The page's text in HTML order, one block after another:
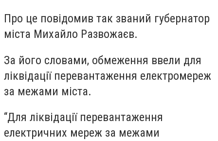
Про це повідомив так званий губернатор
міста Михайло Развожаєв.
За його словами, обмеження ввели для
ліквідації перевантаження електромереж
за межами міста.
“Для ліквідації перевантаження
електричних мереж за межами